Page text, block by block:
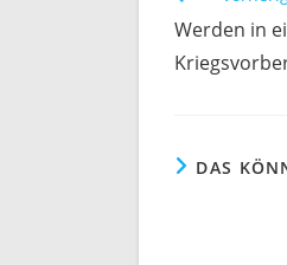
Artikel
ansehen
Werden in
DAS